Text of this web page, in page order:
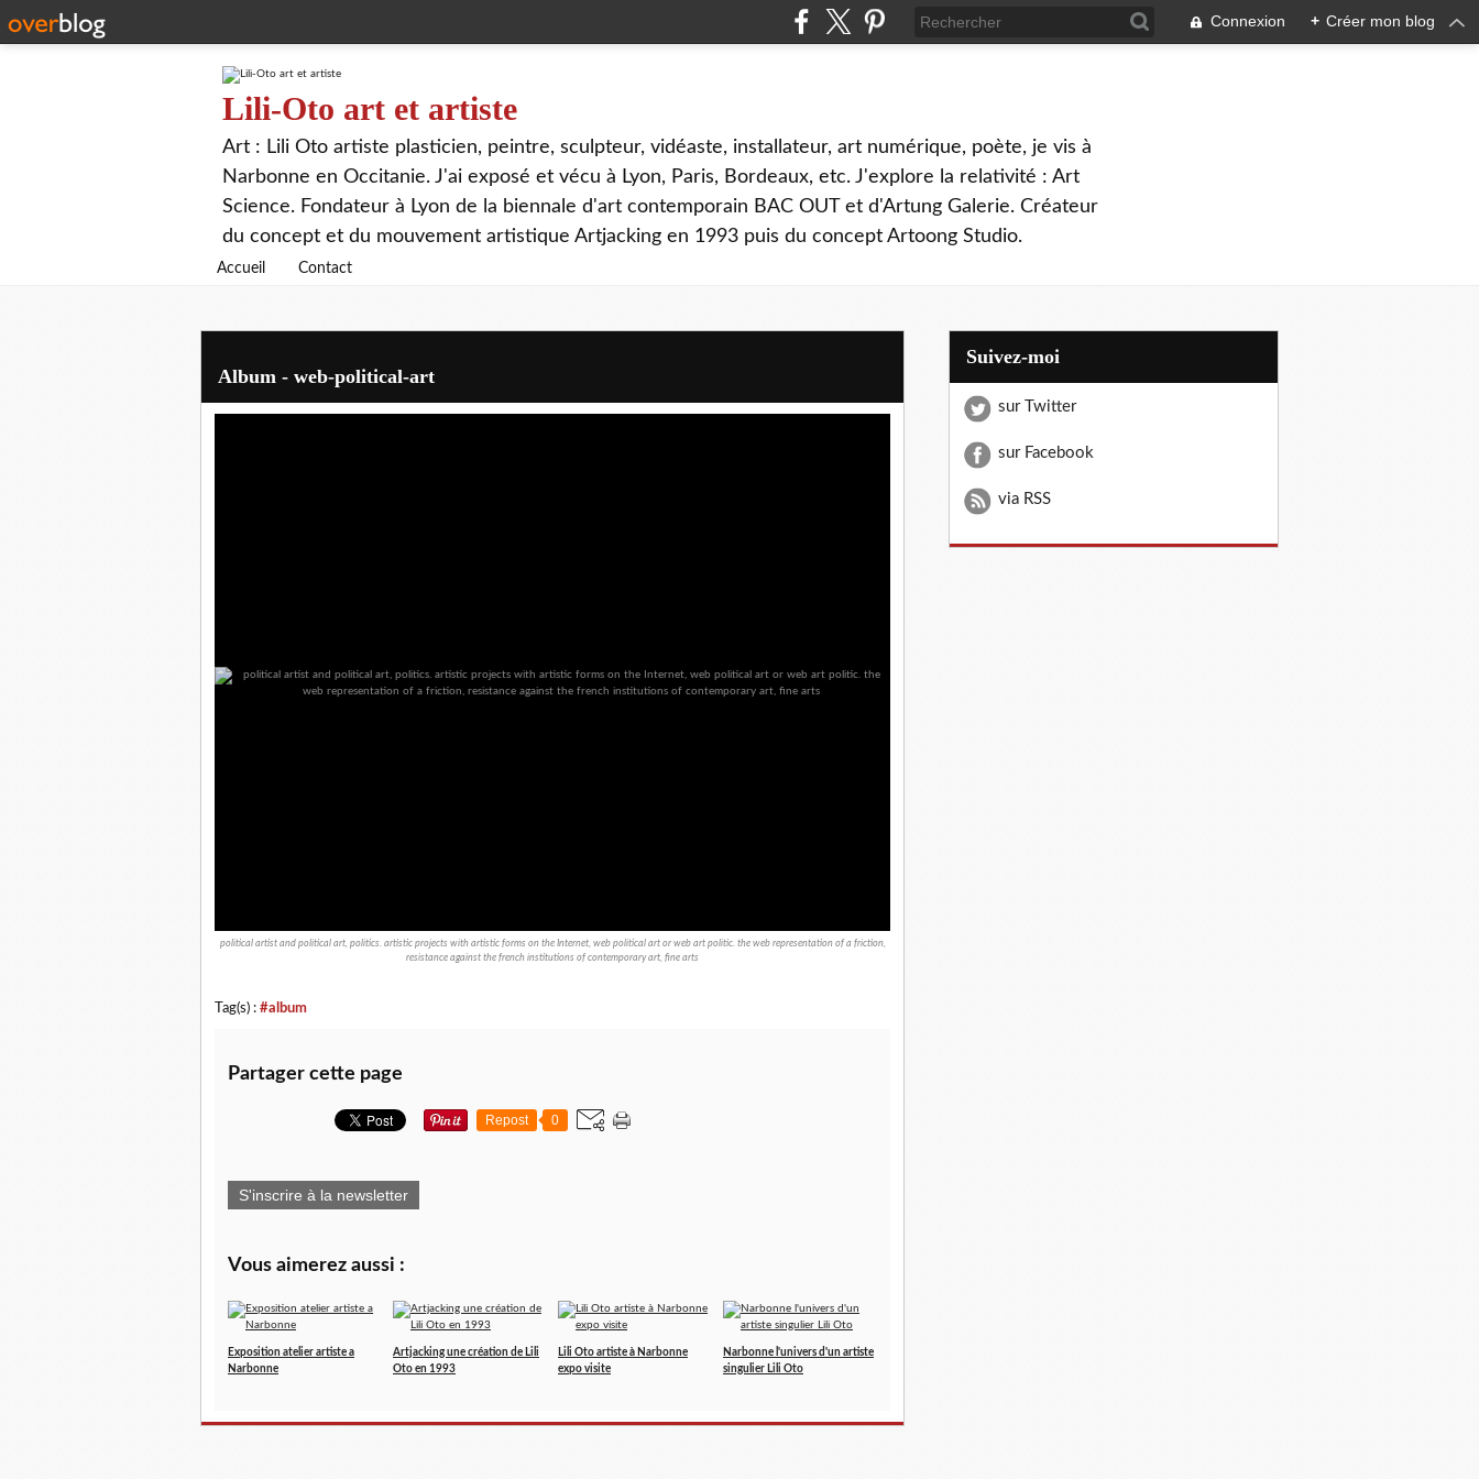
Connexion + Créer mon blog
Lili-Oto art et artiste
Art : Lili Oto artiste plasticien, peintre, sculpteur, vidéaste, installateur, art numérique, poète, je vis à
Narbonne en Occitanie. J'ai exposé et vécu à Lyon, Paris, Bordeaux, etc. J'explore la relativité : Art
Science. Fondateur à Lyon de la biennale d'art contemporain BAC OUT et d'Artung Galerie. Créateur
du concept et du mouvement artistique Artjacking en 1993 puis du concept Artoong Studio.
Accueil Contact
Album - web-political-art
political artist and political art, politics. artistic projects with artistic forms on the Internet, web political art or web art politic. the web representation of a friction,
resistance against the french institutions of contemporary art, fine arts
Tag(s) : #album
Partager cette page
Repost 0
S'inscrire à la newsletter
Vous aimerez aussi :
Exposition atelier artiste a
Narbonne
Artjacking une création de Lili
Oto en 1993
Lili Oto artiste à Narbonne
expo visite
Narbonne l'univers d'un artiste
singulier Lili Oto
Suivez-moi
sur Twitter
sur Facebook
via RSS